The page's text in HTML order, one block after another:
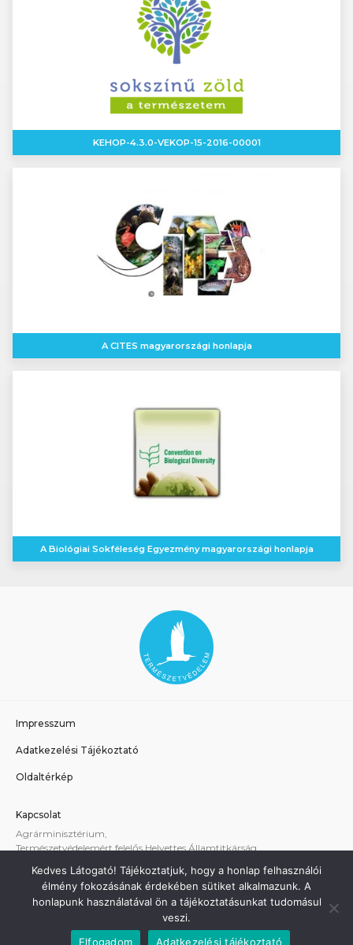
KEHOP-4.3.0-VEKOP-15-2016-00001
A CITES magyarországi honlapja
A Biológiai Sokféleség Egyezmény magyarországi honlapja
Impresszum
Adatkezelési Tájékoztató
Oldaltérkép
Kapcsolat
Agrárminisztérium,
Természetvédelemért felelős Helyettes Államtitkárság
A weboldallal kapcsolatos technikai támogatás:
termeszetvedelem@am.gov.hu
Kedves Látogató! Tájékoztatjuk, hogy a honlap felhasználói
élmény fokozásának érdekében sütiket alkalmazunk. A
honlapunk használatával ön a tájékoztatásunkat tudomásul
veszi.
Elfogadom
Adatkezelési tájékoztató